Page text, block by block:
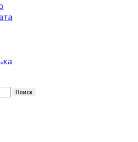
в Украине. Эксклюзивный